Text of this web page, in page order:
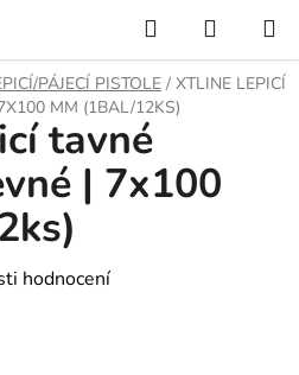
Hledat
KOŠÍK
PÁJECÍ PISTOLE / XTLINE LEPICÍ
MM (1BAL/12KS)
tavné
| 7x100
hodnocení